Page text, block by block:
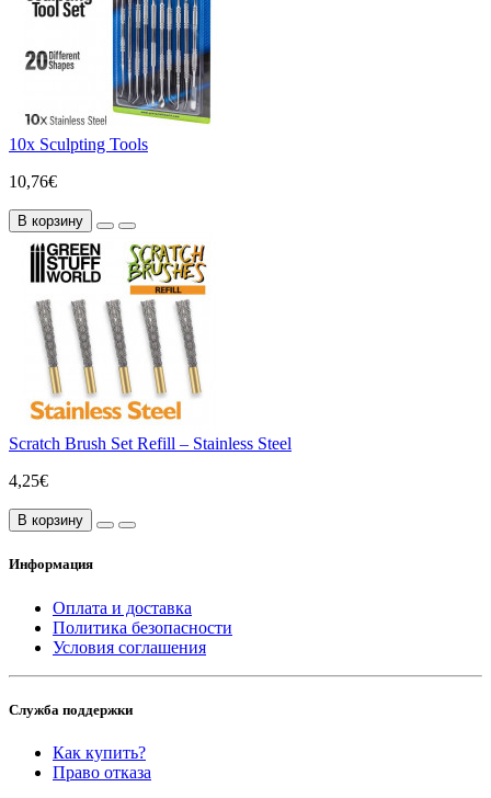
10x Sculpting Tools
10,76€
В корзину
Scratch Brush Set Refill – Stainless Steel
4,25€
В корзину
Информация
Оплата и доставка
Политика безопасности
Условия соглашения
Служба поддержки
Как купить?
Право отказа